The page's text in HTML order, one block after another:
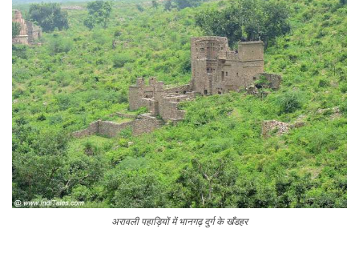
अरावली पहाड़ियों में भानगढ़ दुर्ग के खँडहर